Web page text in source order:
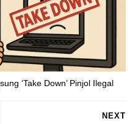
‘Take Down’ Pinjol Ilegal
NEXT